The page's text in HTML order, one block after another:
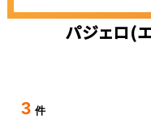
パジェロ(
3 件